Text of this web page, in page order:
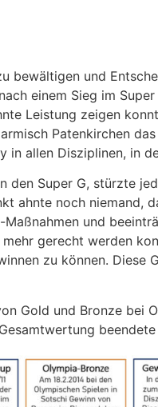
bewältigen und
einem Sieg im
Leistung zeigen
Patenkirchen
allen Disziplinen, in
den Super G, stürzte
ahnte noch niemand,
und
gerecht werden
zu können.
Gold und Bronze